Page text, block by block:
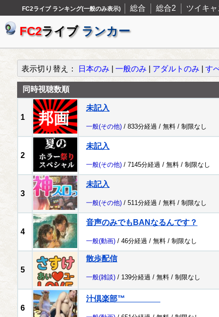
FC2ライブ ランキング(一般のみ表示) 総合 総合2 ツイキャ
FC2ライブ ランカー
表示切り替え： 日本のみ 一般のみ アダルトのみ す
同時視聴数順
1
未記入
一般(その他) / 833分経過 / 無料 / 制限なし
2
未記入
一般(その他) / 7145分経過 / 無料 / 制限なし
3
未記入
一般(その他) / 511分経過 / 無料 / 制限なし
4
音声のみでもBANなるんです？
一般(動画) / 46分経過 / 無料 / 制限なし
5
散歩配信
一般(雑談) / 139分経過 / 無料 / 制限なし
6
汁倶楽部™